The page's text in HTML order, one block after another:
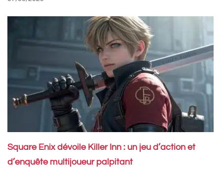
Square Enix dévoile Killer Inn : un jeu d’action et
d’enquête multijoueur palpitant